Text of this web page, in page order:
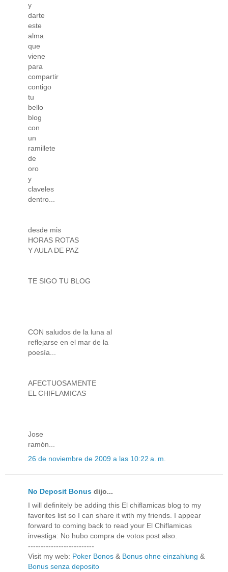
y
darte
este
alma
que
viene
para
compartir
contigo
tu
bello
blog
con
un
ramillete
de
oro
y
claveles
dentro...
desde mis
HORAS ROTAS
Y AULA DE PAZ
TE SIGO TU BLOG
CON saludos de la luna al
reflejarse en el mar de la
poesía...
AFECTUOSAMENTE
EL CHIFLAMICAS
Jose
ramón...
26 de noviembre de 2009 a las 10:22 a. m.
No Deposit Bonus dijo...
I will definitely be adding this El chiflamicas blog to my
favorites list so I can share it with my friends. I appear
forward to coming back to read your El Chiflamicas
investiga: No hubo compra de votos post also.
--------------------------
Visit my web: Poker Bonos & Bonus ohne einzahlung &
Bonus senza deposito